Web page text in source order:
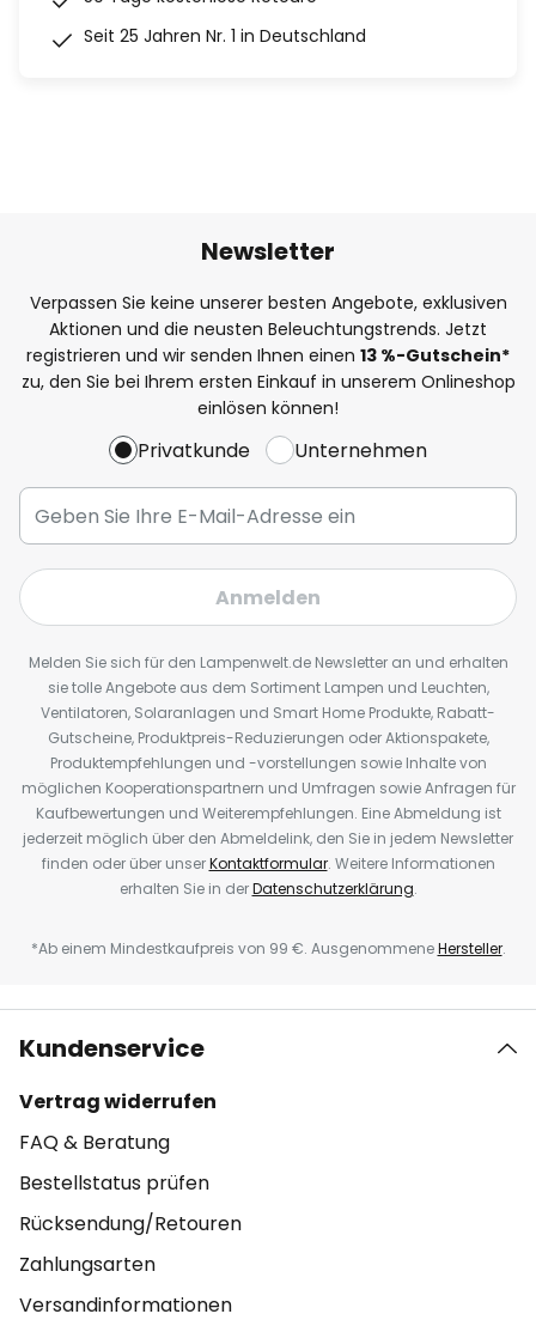
Seit 25 Jahren Nr. 1 in Deutschland
Newsletter
Verpassen Sie keine unserer besten Angebote, exklusiven
Aktionen und die neusten Beleuchtungstrends. Jetzt
registrieren und wir senden Ihnen einen 13 %-Gutschein*
zu, den Sie bei Ihrem ersten Einkauf in unserem Onlineshop
einlösen können!
Privatkunde Unternehmen
Anmelden
Melden Sie sich für den Lampenwelt.de Newsletter an und erhalten
sie tolle Angebote aus dem Sortiment Lampen und Leuchten,
Ventilatoren, Solaranlagen und Smart Home Produkte, Rabatt-
Gutscheine, Produktpreis-Reduzierungen oder Aktionspakete,
Produktempfehlungen und -vorstellungen sowie Inhalte von
möglichen Kooperationspartnern und Umfragen sowie Anfragen für
Kaufbewertungen und Weiterempfehlungen. Eine Abmeldung ist
jederzeit möglich über den Abmeldelink, den Sie in jedem Newsletter
finden oder über unserKontaktformular. Weitere Informationen
erhalten Sie in derDatenschutzerklärung.
*Ab einem Mindestkaufpreis von 99 €. AusgenommeneHersteller.
Kundenservice
Vertrag widerrufen
FAQ & Beratung
Bestellstatus prüfen
Rücksendung/Retouren
Zahlungsarten
Versandinformationen